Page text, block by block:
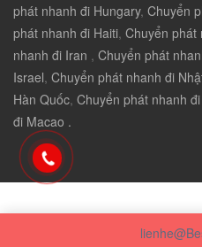
phát nhanh đi Hungary, Chuyển
phát nhanh đi Haiti, Chuyển phát
nhanh đi Iran , Chuyển phát
Israel, Chuyển phát nhanh đi
Hàn Quốc, Chuyển phát nhanh
đi Macao .